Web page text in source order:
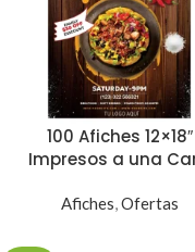
100 Afiches 12×18″
Impresos a una
Afiches,Ofertas